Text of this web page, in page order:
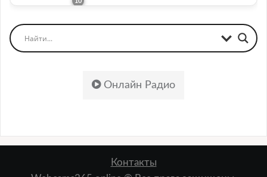
Онлайн Радио
Контакты